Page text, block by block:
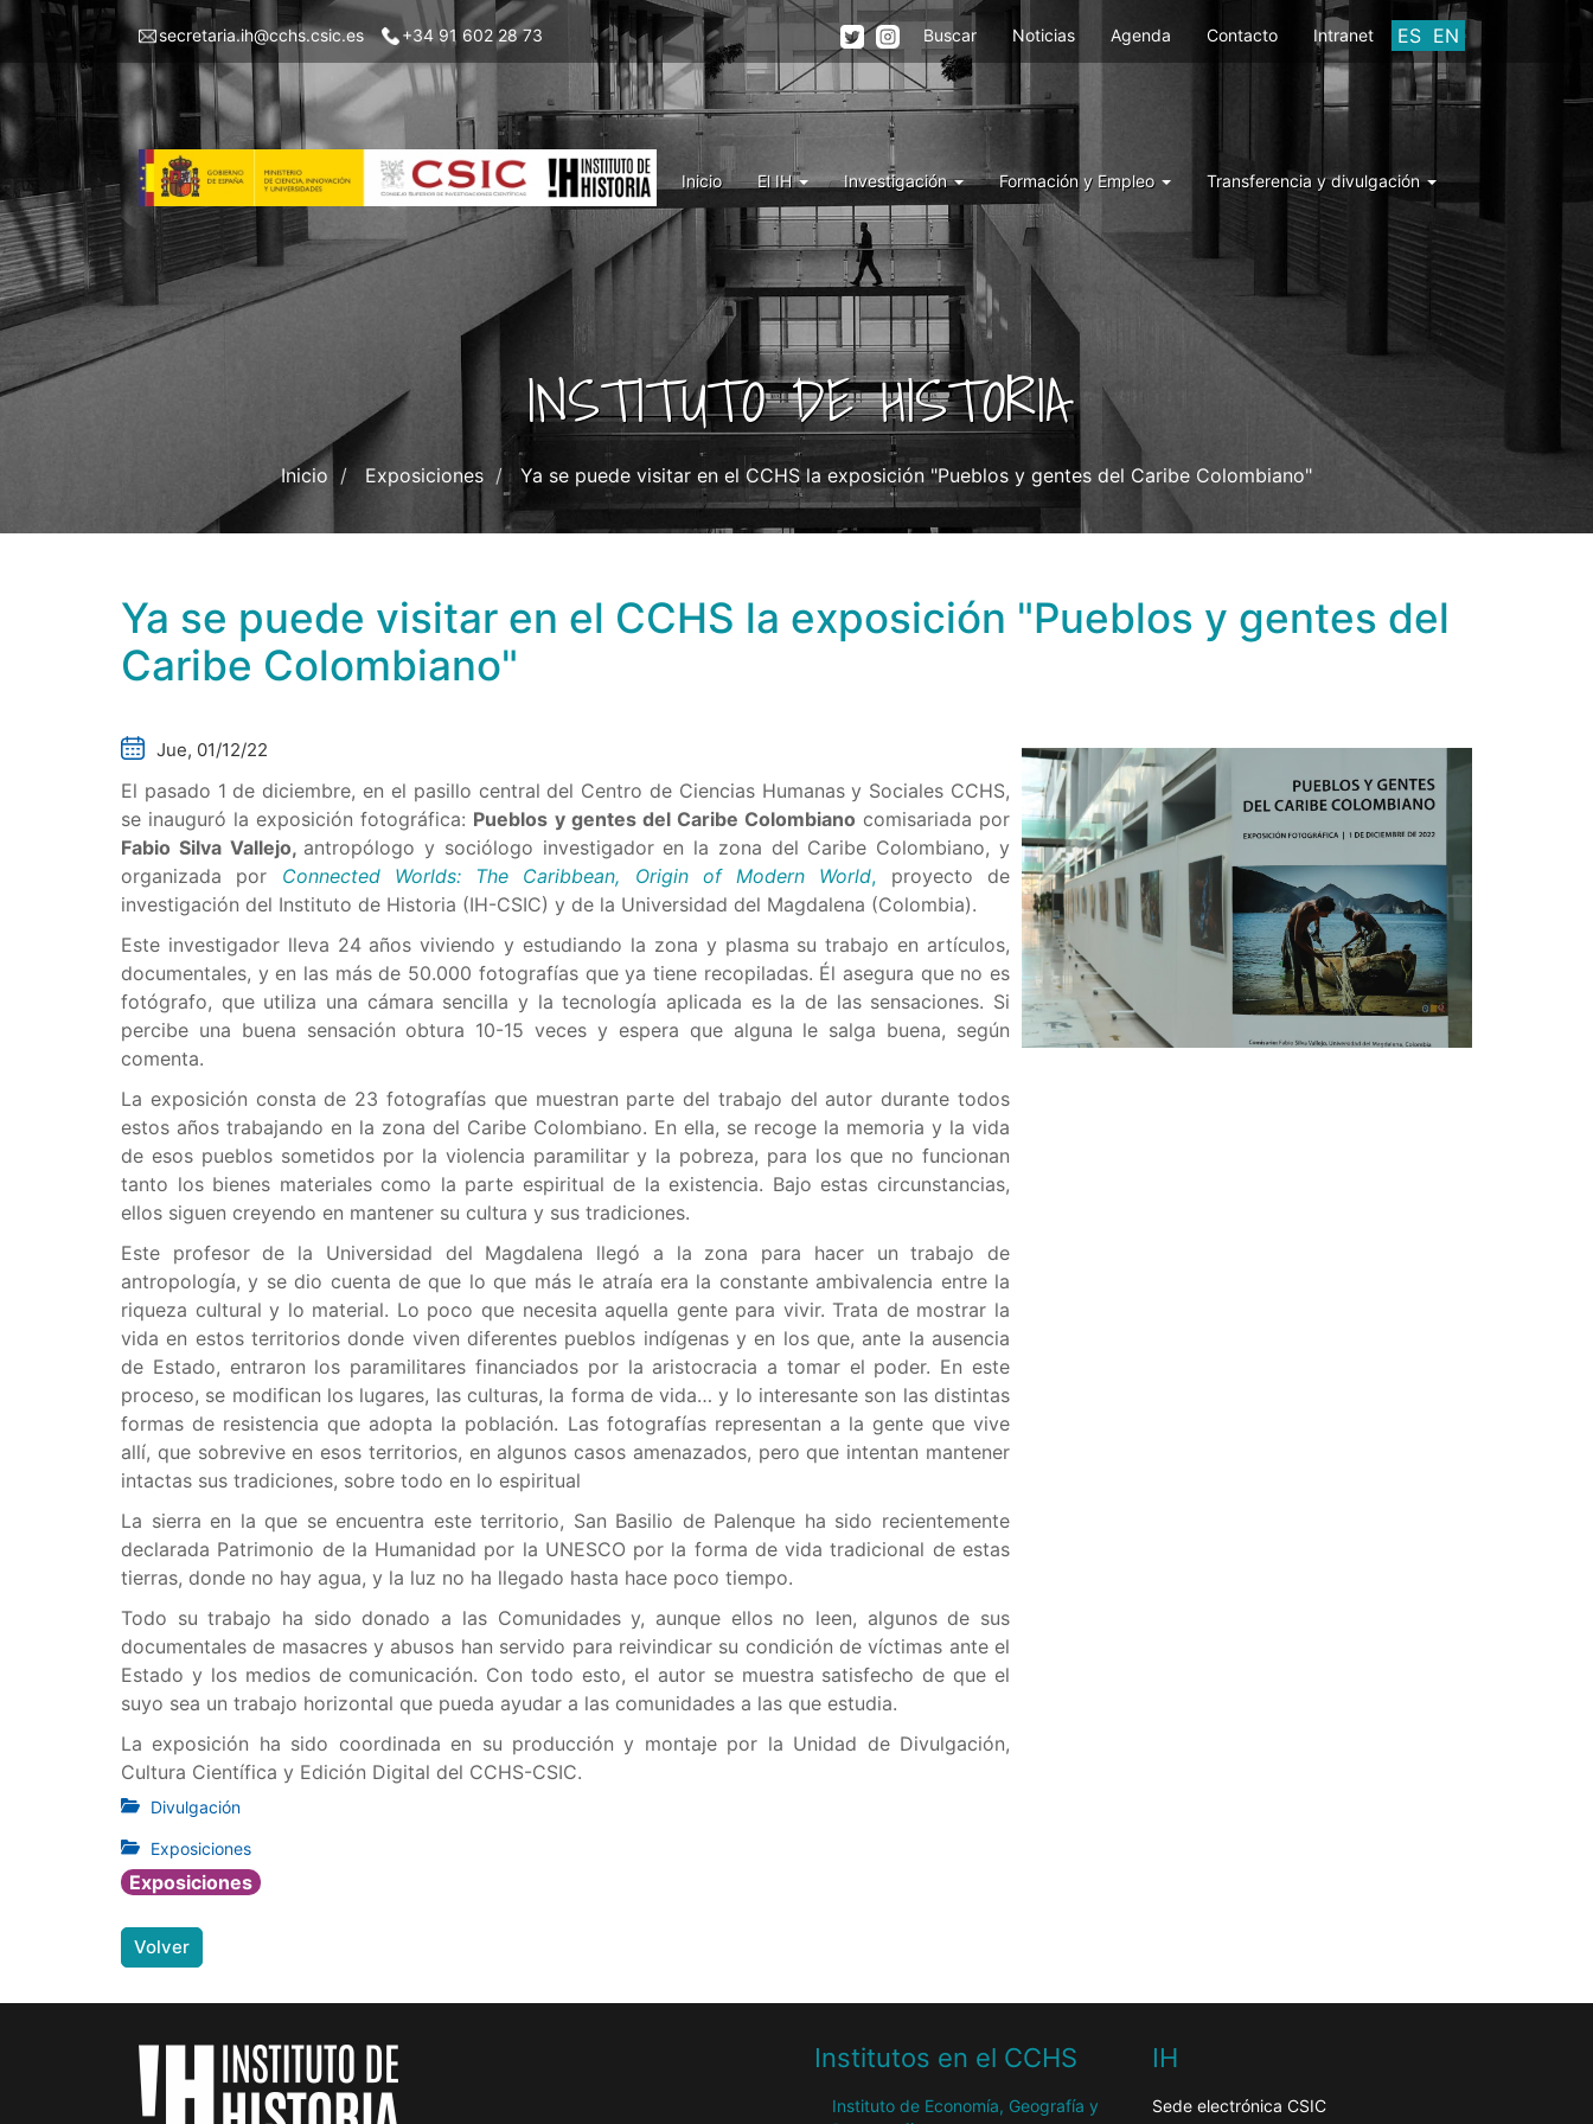
Pasar
contenido
principal
Menu
left
IH
secretaria.ih@cchs.csic.es +34 91 602 28 73 ES EN
Menu
top
right
IH
Buscar Noticias Agenda Contacto Intranet
Menu
IH
Inicio El IH Investigación Formación y Empleo Transferencia y divulgación
INSTITUTO DE HISTORIA
Inicio Exposiciones Ya se puede visitar en el CCHS la exposición "Pueblos y gentes del Caribe Colombiano"
Ya se puede visitar en el CCHS la exposición "Pueblos y gentes del
Caribe Colombiano"
Jue, 01/12/22
El pasado 1 de diciembre, en el pasillo central del Centro de Ciencias Humanas y Sociales CCHS,
se inauguró la exposición fotográfica: Pueblos y gentes del Caribe Colombiano comisariada por
Fabio Silva Vallejo, antropólogo y sociólogo investigador en la zona del Caribe Colombiano, y
organizada por Connected Worlds: The Caribbean, Origin of Modern World, proyecto de
investigación del Instituto de Historia (IH-CSIC) y de la Universidad del Magdalena (Colombia).
Este investigador lleva 24 años viviendo y estudiando la zona y plasma su trabajo en artículos,
documentales, y en las más de 50.000 fotografías que ya tiene recopiladas. Él asegura que no es
fotógrafo, que utiliza una cámara sencilla y la tecnología aplicada es la de las sensaciones. Si
percibe una buena sensación obtura 10-15 veces y espera que alguna le salga buena, según
comenta.
La exposición consta de 23 fotografías que muestran parte del trabajo del autor durante todos
estos años trabajando en la zona del Caribe Colombiano. En ella, se recoge la memoria y la vida
de esos pueblos sometidos por la violencia paramilitar y la pobreza, para los que no funcionan
tanto los bienes materiales como la parte espiritual de la existencia. Bajo estas circunstancias,
ellos siguen creyendo en mantener su cultura y sus tradiciones.
Este profesor de la Universidad del Magdalena llegó a la zona para hacer un trabajo de
antropología, y se dio cuenta de que lo que más le atraía era la constante ambivalencia entre la
riqueza cultural y lo material. Lo poco que necesita aquella gente para vivir. Trata de mostrar la
vida en estos territorios donde viven diferentes pueblos indígenas y en los que, ante la ausencia
de Estado, entraron los paramilitares financiados por la aristocracia a tomar el poder. En este
proceso, se modifican los lugares, las culturas, la forma de vida… y lo interesante son las distintas
formas de resistencia que adopta la población. Las fotografías representan a la gente que vive
allí, que sobrevive en esos territorios, en algunos casos amenazados, pero que intentan mantener
intactas sus tradiciones, sobre todo en lo espiritual
La sierra en la que se encuentra este territorio, San Basilio de Palenque ha sido recientemente
declarada Patrimonio de la Humanidad por la UNESCO por la forma de vida tradicional de estas
tierras, donde no hay agua, y la luz no ha llegado hasta hace poco tiempo.
Todo su trabajo ha sido donado a las Comunidades y, aunque ellos no leen, algunos de sus
documentales de masacres y abusos han servido para reivindicar su condición de víctimas ante el
Estado y los medios de comunicación. Con todo esto, el autor se muestra satisfecho de que el
suyo sea un trabajo horizontal que pueda ayudar a las comunidades a las que estudia.
La exposición ha sido coordinada en su producción y montaje por la Unidad de Divulgación,
Cultura Científica y Edición Digital del CCHS-CSIC.
Divulgación
Exposiciones
Exposiciones
Volver
Institutos en el CCHS
Instituto de Economía, Geografía y
IH
Sede electrónica CSIC